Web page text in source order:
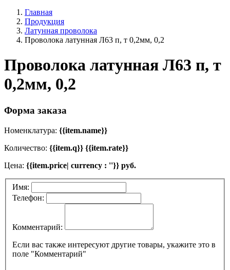
Главная
Продукция
Латунная проволока
Проволока латунная Л63 п, т 0,2мм, 0,2
Проволока латунная Л63 п, т
0,2мм, 0,2
Форма заказа
Номенклатура: {{item.name}}
Количество: {{item.q}} {{item.rate}}
Цена: {{item.price| currency : ''}} руб.
Имя:
Телефон:
Комментарий:
Если вас также интересуют другие товары, укажите это в
поле "Комментарий"